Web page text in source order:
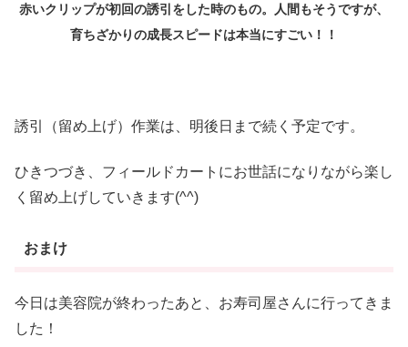
赤いクリップが初回の誘引をした時のもの。人間もそうですが、
育ちざかりの成長スピードは本当にすごい！！
誘引（留め上げ）作業は、明後日まで続く予定です。
ひきつづき、フィールドカートにお世話になりながら楽し
く留め上げしていきます(^^)
おまけ
今日は美容院が終わったあと、お寿司屋さんに行ってきま
した！